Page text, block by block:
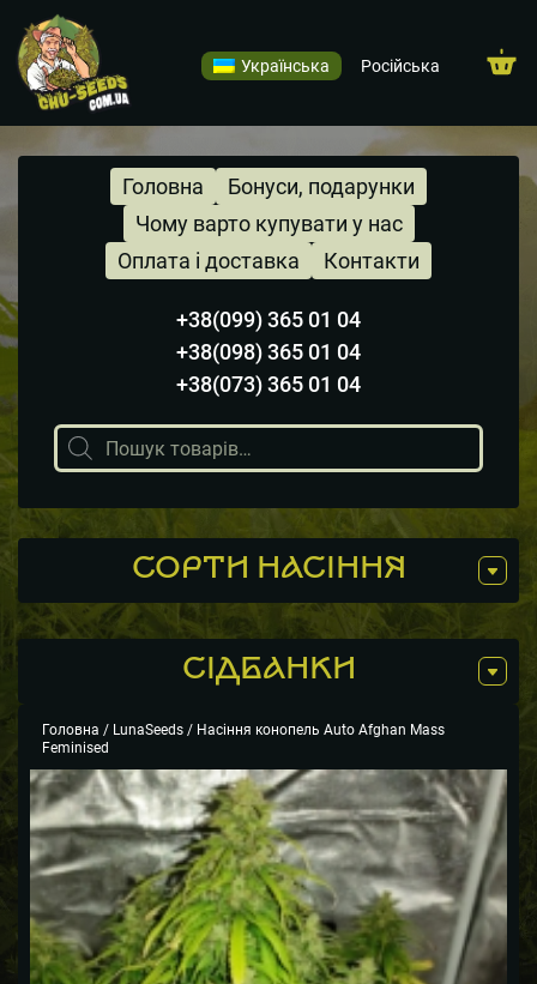
Українська Російська
Головна
Чому варто купувати у нас
Бонуси, подарунки
Оплата і доставка Контакти
+38(099) 365 01 04
+38(098) 365 01 04
+38(073) 365 01 04
Пошук
товарів
СОРТИ НАСІННЯ
СIДБАНКИ
Головна / LunaSeeds / Насіння конопель Auto Afghan Mass
Feminised